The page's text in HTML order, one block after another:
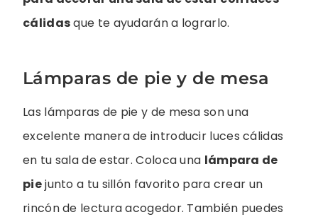
cálidasque te ayudarán a lograrlo.
Lámparas de pie y de mesa
Las lámparas de pie y de mesa son una
excelente manera de introducir luces cálidas
en tu sala de estar. Coloca una lámpara de
piejunto a tu sillón favorito para crear un
rincón de lectura acogedor. También puedes